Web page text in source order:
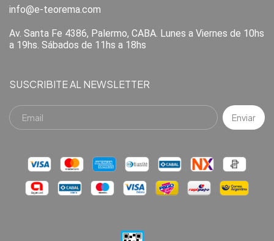
info@e-teorema.com
Av. Santa Fe 4386, Palermo, CABA. Lunes a Viernes de 10hs
a 19hs. Sábados de 11hs a 18hs
SUSCRIBITE AL NEWSLETTER